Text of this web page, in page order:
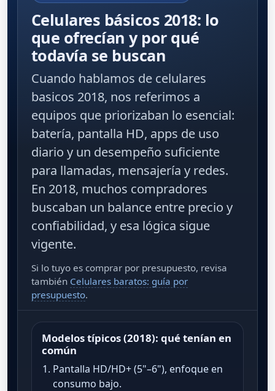
Celulares básicos 2018: lo
que ofrecían y por qué
todavía se buscan
Cuando hablamos de celulares
basicos 2018, nos referimos a
equipos que priorizaban lo esencial:
batería, pantalla HD, apps de uso
diario y un desempeño suficiente
para llamadas, mensajería y redes.
En 2018, muchos compradores
buscaban un balance entre precio y
confiabilidad, y esa lógica sigue
vigente.
Si lo tuyo es comprar por presupuesto, revisa
también Celulares baratos: guía por
presupuesto.
Modelos típicos (2018): qué tenían en
común
Pantalla HD/HD+ (5"–6"), enfoque en
consumo bajo.